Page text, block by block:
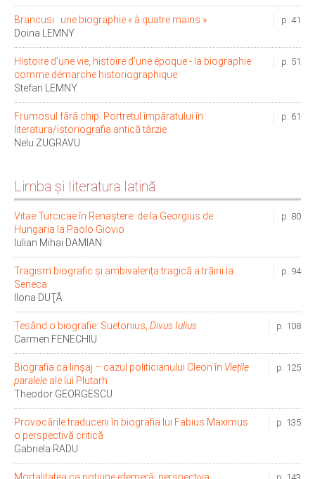
p. 41
Brancusi : une biographie « à quatre mains »
Doina LEMNY
p. 51
Histoire d’une vie, histoire d’une époque - la biographie
comme démarche historiographique
Stefan LEMNY
p. 61
Frumosul fără chip. Portretul împăratului în
literatura/istoriografia antică târzie
Nelu ZUGRAVU
Limba şi literatura latină
p. 80
Vitae Turcicae în Renaștere: de la Georgius de
Hungaria la Paolo Giovio
Iulian Mihai DAMIAN
p. 94
Tragism biografic și ambivalența tragică a trăirii la
Seneca
Ilona DUŢĂ
p. 108
Țesând o biografie: Suetonius, Divus Iulius
Carmen FENECHIU
p. 125
Biografia ca linșaj – cazul politicianului Cleon în Viețile
paralele ale lui Plutarh
Theodor GEORGESCU
p. 135
Provocările traducerii în biografia lui Fabius Maximus:
o perspectivă critică
Gabriela RADU